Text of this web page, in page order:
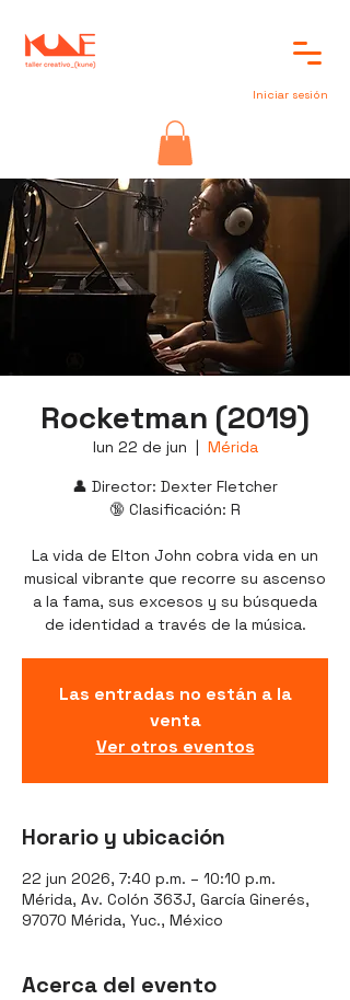
Iniciar sesión
Rocketman (2019)
lun 22 de jun
  |
Mérida
👤 Director: Dexter Fletcher
🔞 Clasificación: R
La vida de Elton John cobra vida en un
musical vibrante que recorre su ascenso
a la fama, sus excesos y su búsqueda
de identidad a través de la música.
Las entradas no están a la
venta
Ver otros eventos
Horario y ubicación
22 jun 2026, 7:40 p.m. – 10:10 p.m.
Mérida, Av. Colón 363J, García Ginerés,
97070 Mérida, Yuc., México
Acerca del evento